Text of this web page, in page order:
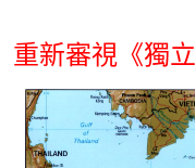
重新審視《獨立